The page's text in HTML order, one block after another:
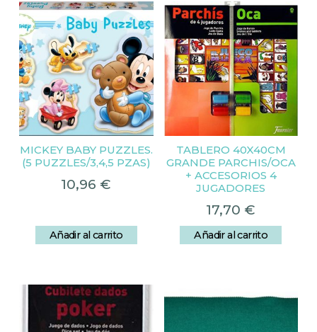
MICKEY BABY PUZZLES.
(5 PUZZLES/3,4,5 PZAS)
10,96 €
Añadir al carrito
TABLERO 40X40CM
GRANDE PARCHIS/OCA
+ ACCESORIOS 4
JUGADORES
17,70 €
Añadir al carrito